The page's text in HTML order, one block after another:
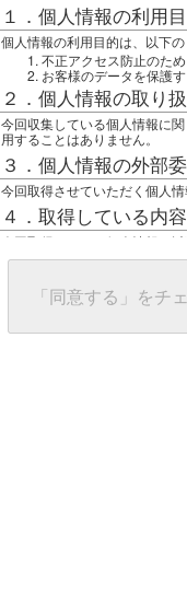
１．個人情報の利用
個人情報の利用目的は、以下
不正アクセス防止のため
お客様のデータを保護
２．個人情報の取り
今回収集している個人情報に
用することはありません。
３．個人情報の外部
今回取得させていただく個人
４．取得している内
今回取得している個人情報は
任意の名前
グローバルIPアドレス
接続ホスト情報
５．個人情報に関す
「同意する」をチ